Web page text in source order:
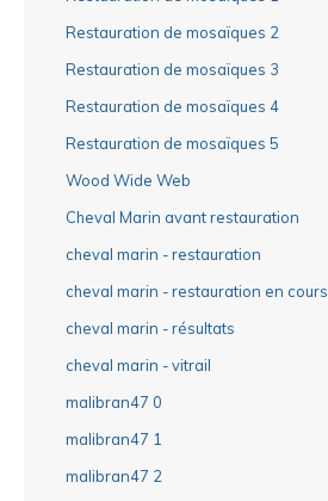
Restauration de mosaïques 2
Restauration de mosaïques 3
Restauration de mosaïques 4
Restauration de mosaïques 5
Wood Wide Web
Cheval Marin avant restauration
cheval marin - restauration
cheval marin - restauration en cours
cheval marin - résultats
cheval marin - vitrail
malibran47 0
malibran47 1
malibran47 2